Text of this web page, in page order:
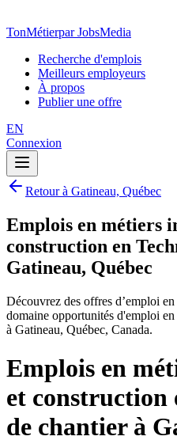
TonMétierpar JobsMedia
Recherche d'emplois
Meilleurs employeurs
À propos
Publier une offre
EN
Connexion
Retour à Gatineau, Québec
Emplois en métiers
construction en
Gatineau, Québec
Découvrez des offres d’emploi
domaine opportunités d'emploi
à Gatineau, Québec, Canada.
Emplois en
et construction
de chantier à